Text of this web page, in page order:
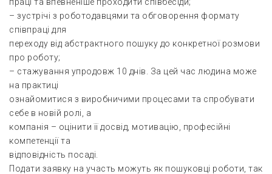
– зустрічі з роботодавцями та обговорення формату
співпраці для
переходу від абстрактного пошуку до конкретної розмови
про роботу;
– стажування упродовж 10 днів. За цей час людина може
на практиці
ознайомитися з виробничими процесами та спробувати
себе в новій ролі, а
компанія – оцінити її досвід, мотивацію, професійні
компетенції та
відповідність посаді.
Подати заявку на участь можуть як пошуковці роботи, так